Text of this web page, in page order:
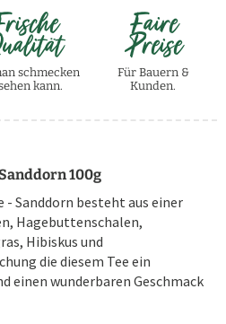
schmecken
kann.
Faire
Preise
Für Bauern &
Kunden.
100g
Sanddorn besteht aus einer
Hagebuttenschalen,
Hibiskus und
die diesem Tee ein
einen wunderbaren Geschmack